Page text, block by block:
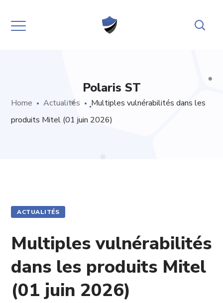
Polaris ST
Home Actualités
Multiples vulnérabilités dans les
produits Mitel (01 juin 2026)
ACTUALITÉS
Multiples vulnérabilités
dans les produits Mitel
(01 juin 2026)